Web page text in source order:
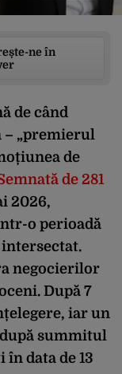
ne în
de când
– „premierul
de
de 281
2026,
o perioadă
negocierilor
După 7
iar un
summitul
în data de 13